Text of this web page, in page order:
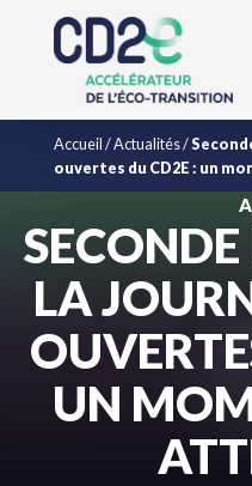
Accueil/Actualités/
ouvertes du CD2E : un
LA
UN